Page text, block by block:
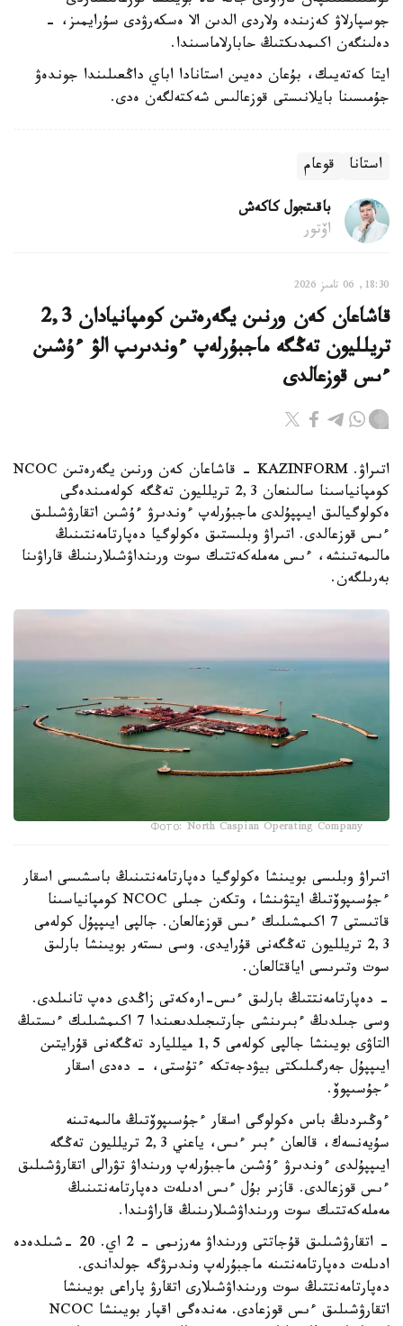
جوسپارلاۋ كەزىندە ولاردى الدىن الا ەسكەرۋدى سۇرايمىز، -
دەلىنگەن اكىمدىكتىڭ حابارلاماسىندا.
ايتا كەتەيىك، بۇعان دەيىن استانادا اباي داڭعىلىندا جوندەۋ
جۇمىسىنا بايلانىستى قوزعالىس شەكتەلگەن ەدى.
استانا قوعام
باقىتجول كاكەش
اۆتور
18:30, 06 تامىز 2026
قاشاعان كەن ورنىن يگەرەتىن كومپانيادان 2,3
تريلليون تەڭگە ماجبۇرلەپ ءوندىرىپ الۋ ءۇشىن
ءىس قوزعالدى
اتىراۋ. KAZINFORM - قاشاعان كەن ورنىن يگەرەتىن NCOC
كومپانياسىنا سالىنعان 2,3 تريلليون تەڭگە كولەمىندەگى
ەكولوگيالىق ايىپپۇلدى ماجبۇرلەپ ءوندىرۋ ءۇشىن اتقارۋشىلىق
ءىس قوزعالدى. اتىراۋ وبلىستىق ەكولوگيا دەپارتامەنتىنىڭ
مالىمەتىنشە، ءىس مەملەكەتتىك سوت ورىنداۋشىلارىنىڭ قاراۋىنا
بەرىلگەن.
Фото: North Caspian Operating Company
اتىراۋ وبلىسى بويىنشا ەكولوگيا دەپارتامەنتىنىڭ باسشىسى اسقار
ءجۇسىپوۆتىڭ ايتۋىنشا، وتكەن جىلى NCOC كومپانياسىنا
قاتىستى 7 اكىمشىلىك ءىس قوزعالعان. جالپى ايىپپۇل كولەمى
2,3 تريلليون تەڭگەنى قۇرايدى. وسى ىستەر بويىنشا بارلىق
سوت وتىرىسى اياقتالعان.
- دەپارتامەنتتىڭ بارلىق ءىس-ارەكەتى زاڭدى دەپ تانىلدى.
وسى جىلدىڭ ءبىرىنشى جارتىجىلدىعىندا 7 اكىمشىلىك ءىستىڭ
التاۋى بويىنشا جالپى كولەمى 1,5 ميلليارد تەڭگەنى قۇرايتىن
ايىپپۇل جەرگىلىكتى بيۋدجەتكە ءتۇستى، - دەدى اسقار
ءجۇسىپوۆ.
ءوڭىردىڭ باس ەكولوگى اسقار ءجۇسىپوۆتىڭ مالىمەتىنە
سۇيەنسەك، قالعان ءبىر ءىس، ياعني 2,3 تريلليون تەڭگە
ايىپپۇلدى ءوندىرۋ ءۇشىن ماجبۇرلەپ ورىنداۋ تۋرالى اتقارۋشىلىق
ءىس قوزعالدى. قازىر بۇل ءىس ادىلەت دەپارتامەنتىنىڭ
مەملەكەتتىك سوت ورىنداۋشىلارىنىڭ قاراۋىندا.
- اتقارۋشىلىق قۇجاتتى ورىنداۋ مەرزىمى - 2 اي. 20 -شىلدەدە
ادىلەت دەپارتامەنتىنە ماجبۇرلەپ وندىرۋگە جولداندى.
دەپارتامەنتتىڭ سوت ورىنداۋشىلارى اتقارۋ پاراعى بويىنشا
اتقارۋشىلىق ءىس قوزعادى. مەندەگى اقپار بويىنشا NCOC